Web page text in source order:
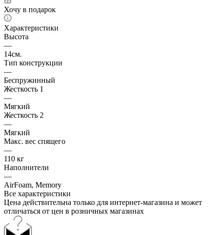
Хочу в подарок
Характеристики
Высота
—
14см.
Тип конструкции
—
Беспружинный
Жесткость 1
—
Мягкий
Жесткость 2
—
Мягкий
Макс. вес спящего
—
110 кг
Наполнители
—
AirFoam, Memory
Все характеристики
Цена действительна только для интернет-магазина и может
отличаться от цен в розничных магазинах